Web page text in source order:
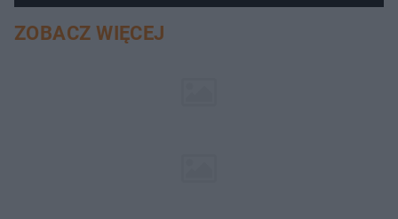
ZOBACZ WIĘCEJ